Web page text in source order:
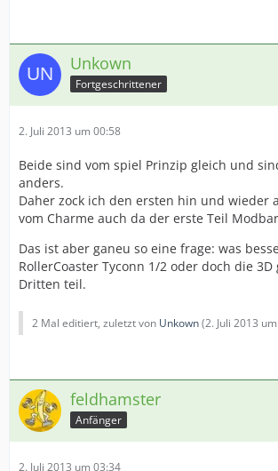
Unkown
Fortgeschrittener
2. Juli 2013 um 00:58
Beide sind vom spiel Prinzip gleich und
anders.
Daher zock ich den ersten hin und wieder
vom Charme auch da der erste Teil
Das ist aber ganeu so eine frage: was
RollerCoaster Tyconn 1/2 oder doch die 3D
Dritten teil.
2 Mal editiert, zuletzt von Unkown(2. Juli 2013
feldhamster
Anfänger
2. Juli 2013 um 03:34